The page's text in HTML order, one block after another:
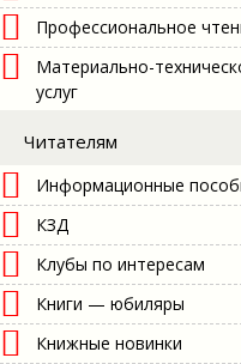
Профессиональное
Материально-
услуг
Читателям
Информационные
КЗД
Клубы по интересам
Книги — юбиляры
Книжные новинки